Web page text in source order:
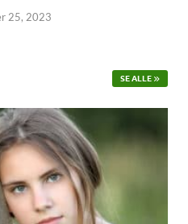
25, 2023
SE ALLE